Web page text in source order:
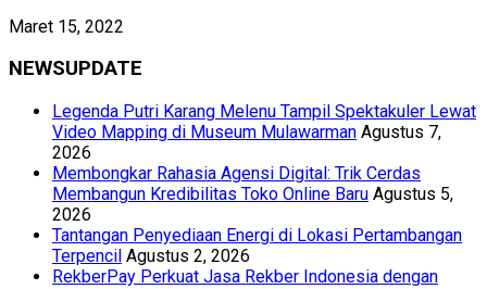
Maret 15, 2022
NEWSUPDATE
Legenda Putri Karang Melenu Tampil Spektakuler Lewat
Video Mapping di Museum Mulawarman Agustus 7,
2026
Membongkar Rahasia Agensi Digital: Trik Cerdas
Membangun Kredibilitas Toko Online Baru Agustus 5,
2026
Tantangan Penyediaan Energi di Lokasi Pertambangan
Terpencil Agustus 2, 2026
RekberPay Perkuat Jasa Rekber Indonesia dengan